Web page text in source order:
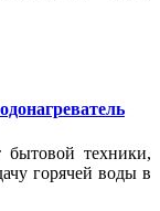
техники,
горячей воды в